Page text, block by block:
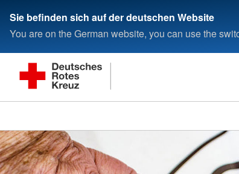
Sie befinden sich auf der deutschen Website
You are on the German website, you can use the